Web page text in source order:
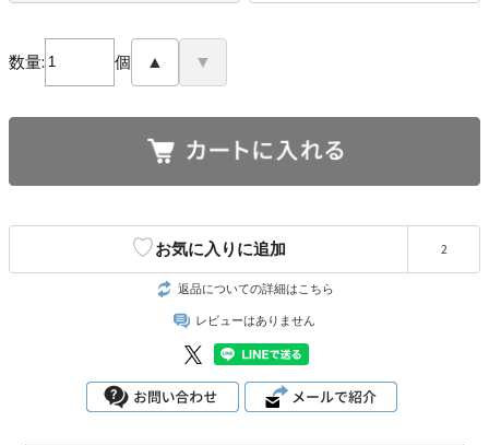
数量: 個 ▲ ▼
♡お気に入りに追加 2
返品についての詳細はこちら
レビューはありません